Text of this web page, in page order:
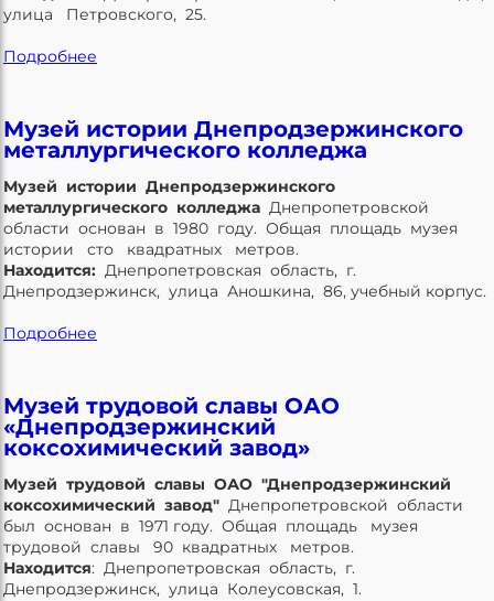
улица Петровского, 25.
Подробнее
Музей истории Днепродзержинского
металлургического колледжа
Музей истории Днепродзержинского
металлургического колледжа Днепропетровской
области основан в 1980 году. Общая площадь музея
истории сто квадратных метров.
Находится: Днепропетровская область, г.
Днепродзержинск, улица Аношкина, 86, учебный корпус.
Подробнее
Музей трудовой славы ОАО
«Днепродзержинский
коксохимический завод»
Музей трудовой славы ОАО "Днепродзержинский
коксохимический завод" Днепропетровской области
был основан в 1971 году. Общая площадь музея
трудовой славы 90 квадратных метров.
Находится: Днепропетровская область, г.
Днепродзержинск, улица Колеусовская, 1.